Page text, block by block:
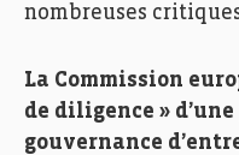
nombreuses
La Commission
de diligence »
gouvernance